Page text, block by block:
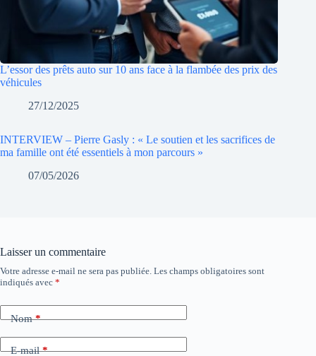
L’essor des prêts auto sur 10 ans face à la flambée des prix des
véhicules
27/12/2025
INTERVIEW – Pierre Gasly : « Le soutien et les sacrifices de
ma famille ont été essentiels à mon parcours »
07/05/2026
Laisser un commentaire
Votre adresse e-mail ne sera pas publiée. Les champs obligatoires sont
indiqués avec *
Nom*
E-mail*